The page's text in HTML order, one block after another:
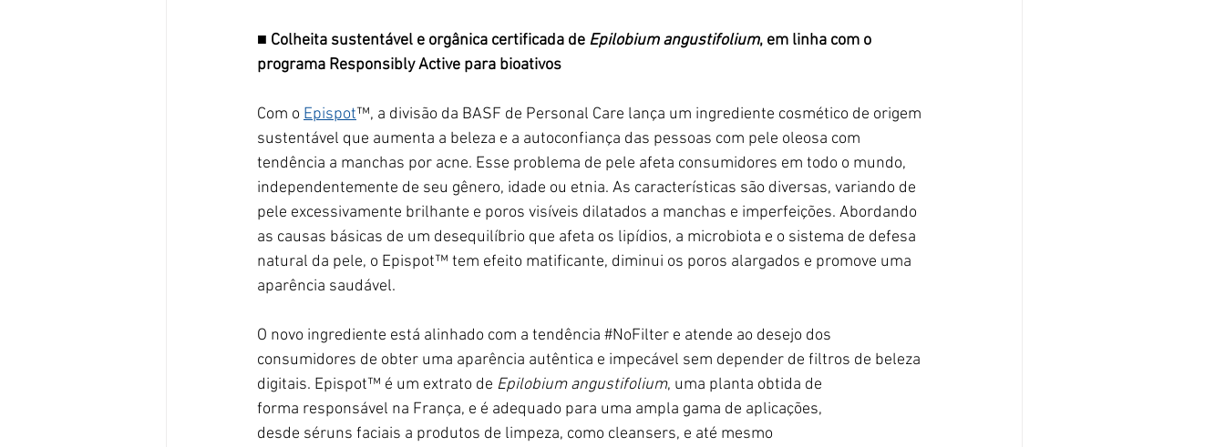
■ Colheita sustentável e orgânica certificada de Epilobium angustifolium, em linha com o
programa Responsibly Active para bioativos
Com o Epispot™, a divisão da BASF de Personal Care lança um ingrediente cosmético de origem
sustentável que aumenta a beleza e a autoconfiança das pessoas com pele oleosa com
tendência a manchas por acne. Esse problema de pele afeta consumidores em todo o mundo,
independentemente de seu gênero, idade ou etnia. As características são diversas, variando de
pele excessivamente brilhante e poros visíveis dilatados a manchas e imperfeições. Abordando
as causas básicas de um desequilíbrio que afeta os lipídios, a microbiota e o sistema de defesa
natural da pele, o Epispot™ tem efeito matificante, diminui os poros alargados e promove uma
aparência saudável.
O novo ingrediente está alinhado com a tendência #NoFilter e atende ao desejo dos
consumidores de obter uma aparência autêntica e impecável sem depender de filtros de beleza
digitais. Epispot™ é um extrato de Epilobium angustifolium, uma planta obtida de
forma responsável na França, e é adequado para uma ampla gama de aplicações,
desde séruns faciais a produtos de limpeza, como cleansers, e até mesmo